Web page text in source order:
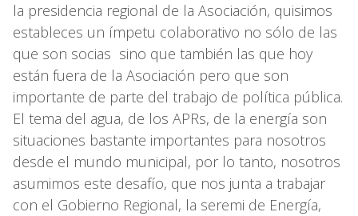
la presidencia regional de la Asociación, quisimos
estableces un ímpetu colaborativo no sólo de las
que son socias sino que también las que hoy
están fuera de la Asociación pero que son
importante de parte del trabajo de política pública.
El tema del agua, de los APRs, de la energía son
situaciones bastante importantes para nosotros
desde el mundo municipal, por lo tanto, nosotros
asumimos este desafío, que nos junta a trabajar
con el Gobierno Regional, la seremi de Energía,